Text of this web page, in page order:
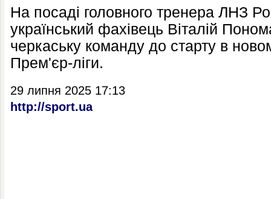
На посаді головного тренера ЛНЗ
український фахівець Віталій
черкаську команду до старту в
Прем'єр-ліги.
29 липня 2025 17:13
http://sport.ua